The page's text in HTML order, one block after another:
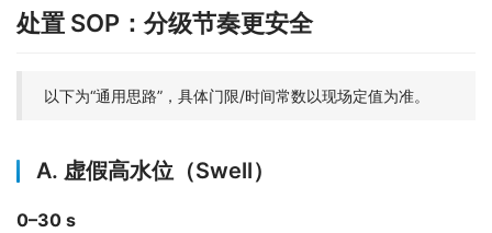
处置 SOP：分级节奏更安全
以下为“通用思路”，具体门限/时间常数以现场定值为准。
A. 虚假高水位（Swell）
0–30 s